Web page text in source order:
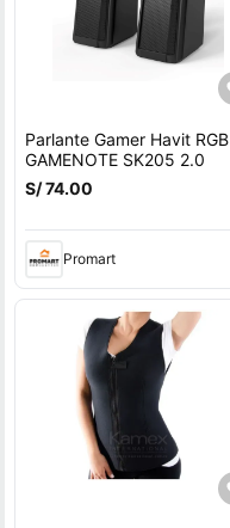
Parlante Gamer Havit RGB
GAMENOTE SK205 2.0
S/ 74.00
Promart